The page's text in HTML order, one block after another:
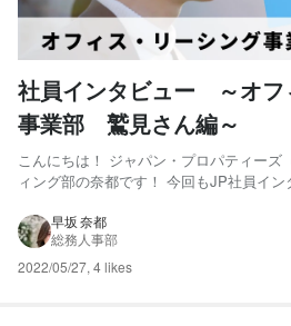
社員インタビュー ～オフ
事業部 鷲見さん編～
こんにちは！ ジャパン・プロパティーズ
ィング部の奈都です！ 今回もJP社員イ
情熱がひしひしと伝わってくるインタビ
後まで読んでいただけたら幸いです。 早
早坂 奈都
総務人事部
2022/05/27, 4 likes